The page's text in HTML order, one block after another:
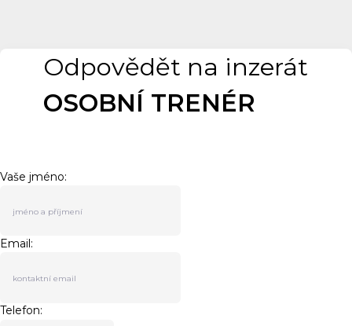
Odpovědět na inzerát
OSOBNÍ TRENÉR
Vaše jméno:
Email:
Telefon: